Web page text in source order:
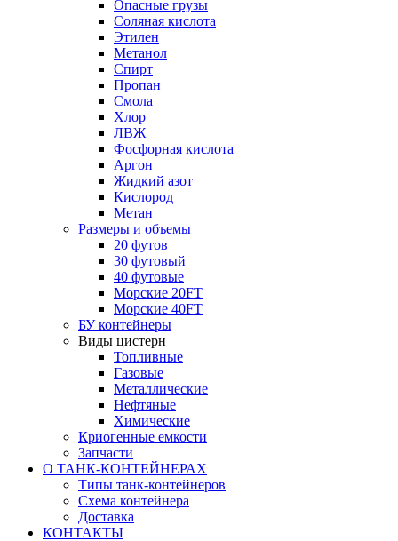
Опасные грузы
Соляная кислота
Этилен
Метанол
Спирт
Пропан
Смола
Хлор
ЛВЖ
Фосфорная кислота
Аргон
Жидкий азот
Кислород
Метан
Размеры и объемы
20 футов
30 футовый
40 футовые
Морские 20FT
Морские 40FT
БУ контейнеры
Виды цистерн
Топливные
Газовые
Металлические
Нефтяные
Химические
Криогенные емкости
Запчасти
О ТАНК-КОНТЕЙНЕРАХ
Типы танк-контейнеров
Схема контейнера
Доставка
КОНТАКТЫ